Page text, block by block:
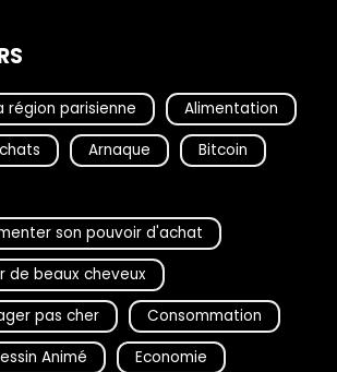
région parisienne
Alimentation
Arnaque
Bitcoin
son pouvoir d'achat
de beaux cheveux
pas cher
Consommation
Animé
Economie